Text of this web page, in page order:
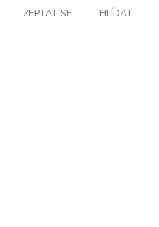
ZEPTAT SE HLÍDAT